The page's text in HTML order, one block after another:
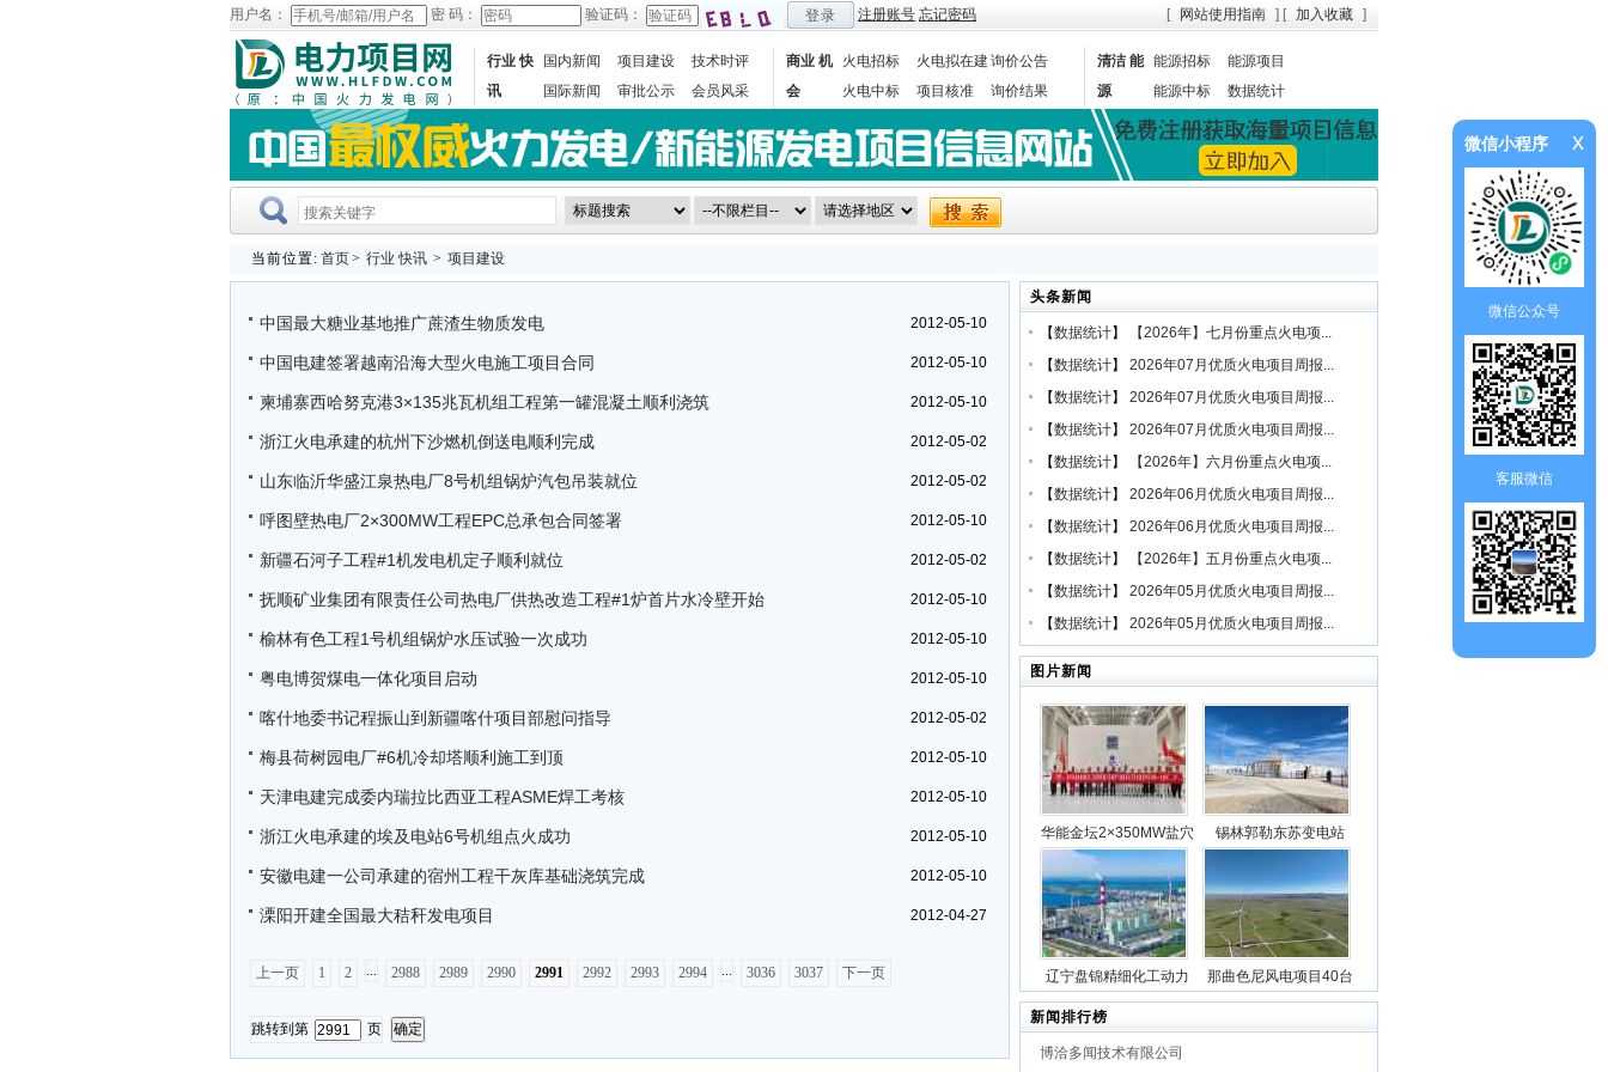
用户名： 密 码： 验证码： 登录 注册账号 忘记密码 [ 网站使用指南 ] [ 加入收藏 ]
行业 快
讯
国内新闻 项目建设
技术时评
国际新闻
审批公示 会员风采
商业 机
会
火电招标 火电拟在建询价公告
火电中标
项目核准
询价结果
清洁 能
源
能源招标
能源项目
能源中标
数据统计
当前位置: 首页> 行业 快讯 > 项目建设
2012-05-10
中国最大糖业基地推广蔗渣生物质发电
2012-05-10
中国电建签署越南沿海大型火电施工项目合同
2012-05-10
柬埔寨西哈努克港3×135兆瓦机组工程第一罐混凝土顺利浇筑
2012-05-02
浙江火电承建的杭州下沙燃机倒送电顺利完成
2012-05-02
山东临沂华盛江泉热电厂8号机组锅炉汽包吊装就位
2012-05-10
呼图壁热电厂2×300MW工程EPC总承包合同签署
2012-05-02
新疆石河子工程#1机发电机定子顺利就位
2012-05-10
抚顺矿业集团有限责任公司热电厂供热改造工程#1炉首片水冷壁开始
2012-05-10
榆林有色工程1号机组锅炉水压试验一次成功
2012-05-10
粤电博贺煤电一体化项目启动
2012-05-02
喀什地委书记程振山到新疆喀什项目部慰问指导
2012-05-10
梅县荷树园电厂#6机冷却塔顺利施工到顶
2012-05-10
天津电建完成委内瑞拉比西亚工程ASME焊工考核
2012-05-10
浙江火电承建的埃及电站6号机组点火成功
2012-05-10
安徽电建一公司承建的宿州工程干灰库基础浇筑完成
2012-04-27
溧阳开建全国最大秸秆发电项目
上一页 1 2 ... 2988 2989 2990 2991 2992 2993 2994 ... 3036 3037 下一页
跳转到第 页
头条新闻
【数据统计】
【2026年】七月份重点火电项...
【数据统计】 2026年07月优质火电项目周报...
【数据统计】 2026年07月优质火电项目周报...
【数据统计】 2026年07月优质火电项目周报...
【数据统计】
【2026年】六月份重点火电项...
【数据统计】 2026年06月优质火电项目周报...
【数据统计】 2026年06月优质火电项目周报...
【数据统计】
【2026年】五月份重点火电项...
【数据统计】 2026年05月优质火电项目周报...
【数据统计】 2026年05月优质火电项目周报...
图片新闻
华能金坛2×350MW盐穴
压缩空气储能发电项目2
号机组透平机冲转一次
成功
锡林郭勒东苏变电站
动100万千瓦/400万千瓦
时电源侧储能电站成功
并网
辽宁盘锦精细化工动力
站项目5台锅炉全部点火
成功
那曲色尼风电项目40台
新闻排行榜
博洽多闻技术有限公司
微信小程序 x
微信公众号
客服微信